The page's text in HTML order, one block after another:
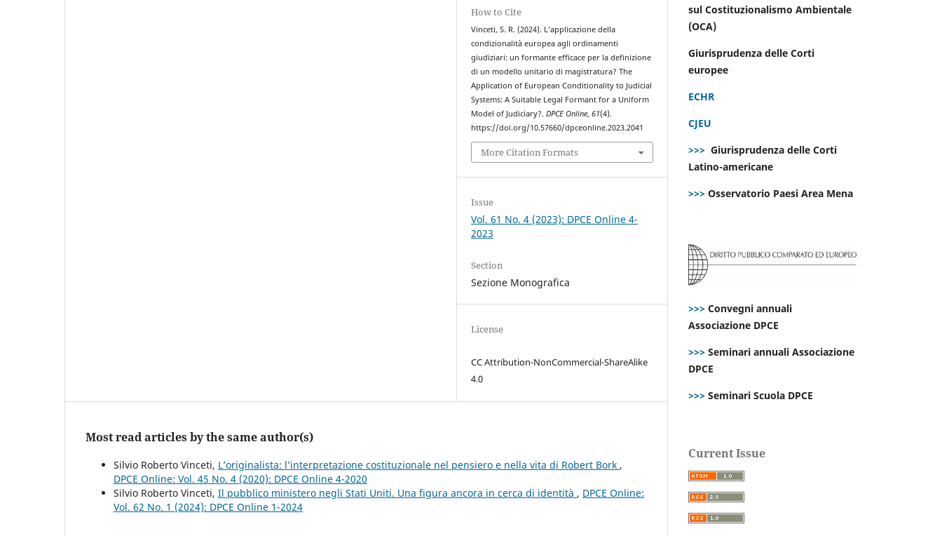
How to Cite
Vinceti, S. R. (2024). L’applicazione della
condizionalità europea agli ordinamenti
giudiziari: un formante efficace per la definizione
di un modello unitario di magistratura? The
Application of European Conditionality to Judicial
Systems: A Suitable Legal Formant for a Uniform
Model of Judiciary?.DPCE Online,61(4).
https://doi.org/10.57660/dpceonline.2023.2041
More Citation Formats
Issue
Vol. 61 No. 4 (2023): DPCE Online 4-
2023
Section
Sezione Monografica
License
CC Attribution-NonCommercial-ShareAlike
4.0
Most read articles by the same author(s)
Silvio Roberto Vinceti, L’originalista: l’interpretazione costituzionale nel pensiero e nella vita di Robert Bork ,
DPCE Online: Vol. 45 No. 4 (2020): DPCE Online 4-2020
Silvio Roberto Vinceti, Il pubblico ministero negli Stati Uniti. Una figura ancora in cerca di identità , DPCE Online:
Vol. 62 No. 1 (2024): DPCE Online 1-2024
sul Costituzionalismo Ambientale
(OCA)
Giurisprudenza delle Corti
europee
ECHR
CJEU
>>> Giurisprudenza delle Corti
Latino-americane
>>> Osservatorio Paesi Area Mena
>>> Convegni annuali
Associazione DPCE
>>> Seminari annuali Associazione
DPCE
>>> Seminari Scuola DPCE
Current Issue